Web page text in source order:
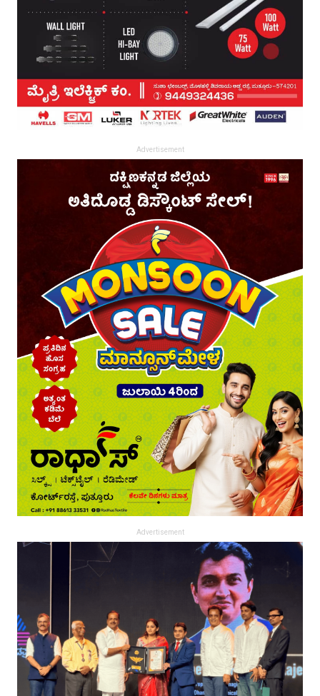
Advertisement
Advertisement